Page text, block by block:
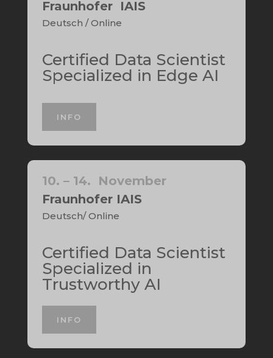
Fraunhofer IAIS
Deutsch / Online
Certified Data Scientist
Specialized in Edge AI
INFO
10. – 14. November
Fraunhofer IAIS
Deutsch/ Online
Certified Data Scientist
Specialized in
Trustworthy AI
INFO